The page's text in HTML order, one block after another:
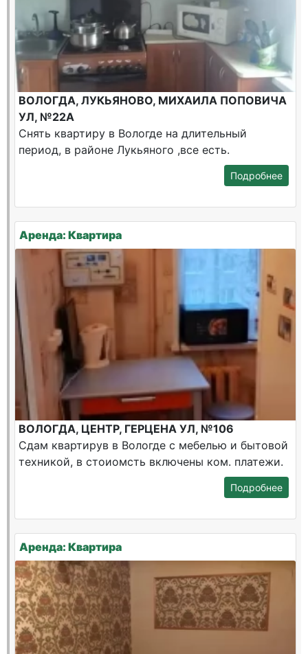
ВОЛОГДА, ЛУКЬЯНОВО, МИХАИЛА ПОПОВИЧА
УЛ, №22А
Снять квартиру в Вологде на длительный
период, в районе Лукьяного ,все есть.
Подробнее
Аренда: Квартира
ВОЛОГДА, ЦЕНТР, ГЕРЦЕНА УЛ, №106
Сдам квартирув в Вологде с мебелью и бытовой
техникой, в стоиомсть включены ком. платежи.
Подробнее
Аренда: Квартира